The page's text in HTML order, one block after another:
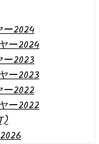
2024
ー2024
2023
ー2023
2022
ー2022